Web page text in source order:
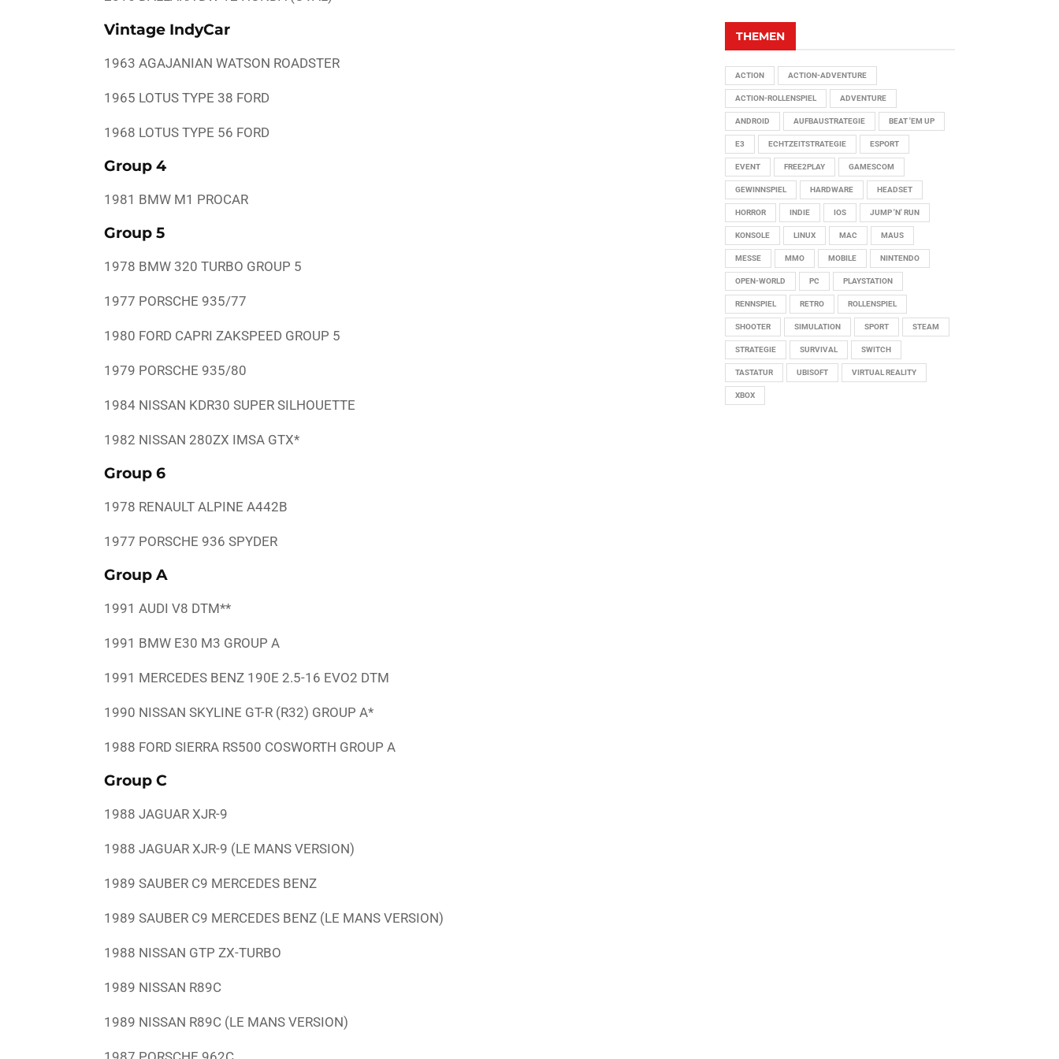
Vintage IndyCar
1963 AGAJANIAN WATSON ROADSTER
1965 LOTUS TYPE 38 FORD
1968 LOTUS TYPE 56 FORD
Group 4
1981 BMW M1 PROCAR
Group 5
1978 BMW 320 TURBO GROUP 5
1977 PORSCHE 935/77
1980 FORD CAPRI ZAKSPEED GROUP 5
1979 PORSCHE 935/80
1984 NISSAN KDR30 SUPER SILHOUETTE
1982 NISSAN 280ZX IMSA GTX*
Group 6
1978 RENAULT ALPINE A442B
1977 PORSCHE 936 SPYDER
Group A
1991 AUDI V8 DTM**
1991 BMW E30 M3 GROUP A
1991 MERCEDES BENZ 190E 2.5-16 EVO2 DTM
1990 NISSAN SKYLINE GT-R (R32) GROUP A*
1988 FORD SIERRA RS500 COSWORTH GROUP A
Group C
1988 JAGUAR XJR-9
1988 JAGUAR XJR-9 (LE MANS VERSION)
1989 SAUBER C9 MERCEDES BENZ
1989 SAUBER C9 MERCEDES BENZ (LE MANS VERSION)
1988 NISSAN GTP ZX-TURBO
1989 NISSAN R89C
1989 NISSAN R89C (LE MANS VERSION)
THEMEN
ACTION ACTION-ADVENTURE
ACTION-ROLLENSPIEL ADVENTURE
ANDROID AUFBAUSTRATEGIE BEAT 'EM UP
E3 ECHTZEITSTRATEGIE ESPORT
EVENT FREE2PLAY GAMESCOM
GEWINNSPIEL HARDWARE HEADSET
HORROR INDIE IOS JUMP 'N' RUN
KONSOLE LINUX MAC MAUS
MESSE MMO MOBILE NINTENDO
OPEN-WORLD PC PLAYSTATION
RENNSPIEL RETRO ROLLENSPIEL
SHOOTER SIMULATION SPORT STEAM
STRATEGIE SURVIVAL SWITCH
TASTATUR UBISOFT VIRTUAL REALITY
XBOX